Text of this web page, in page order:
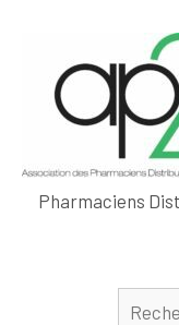
Pharmaciens